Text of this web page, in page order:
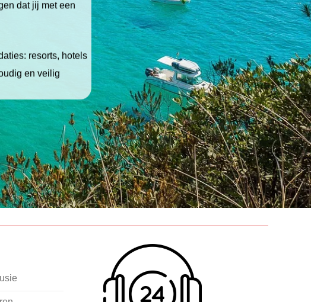
dat jij met een
resorts, hotels
en veilig